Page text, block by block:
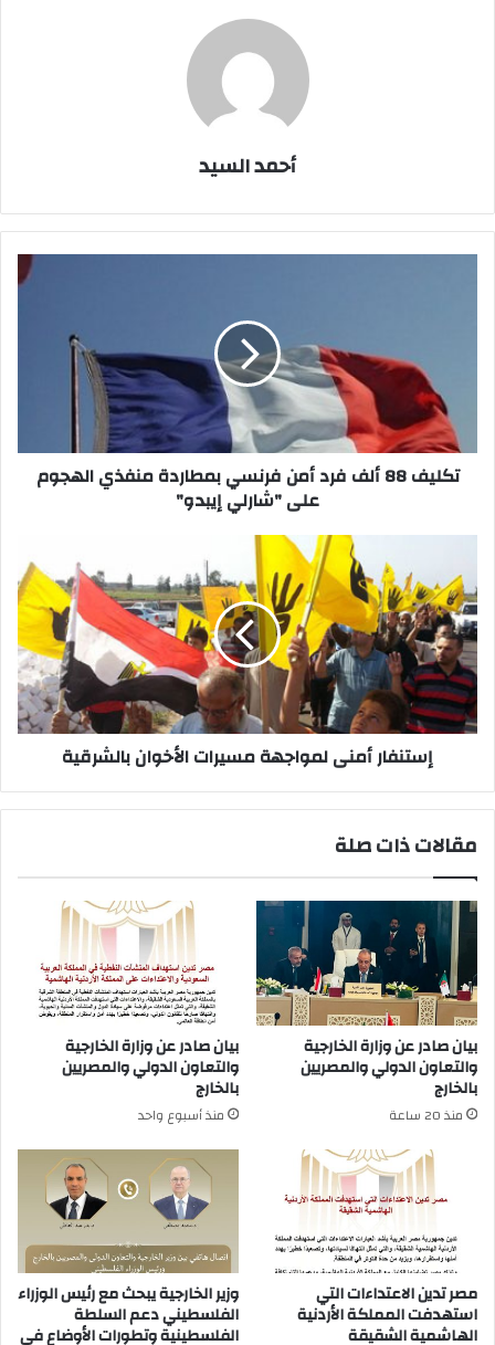
أحمد السيد
بمطاردة
منفذي
الهجوم
على
تكليف 88 ألف فرد أمن فرنسي بمطاردة منفذي الهجوم
على "شارلي إيبدو"
أمنى
لمواجهة
مسيرات
الأخوان
بالشرقية
إستنفار أمنى لمواجهة مسيرات الأخوان بالشرقية
مقالات ذات صلة
بيان صادر عن وزارة الخارجية
والتعاون الدولي والمصريين
بالخارج
منذ 20 ساعة
بيان صادر عن وزارة الخارجية
والتعاون الدولي والمصريين
بالخارج
منذ أسبوع واحد
مصر تدين الاعتداءات التي
استهدفت المملكة الأردنية
الهاشمية الشقيقة
وزير الخارجية يبحث مع رئيس الوزراء
الفلسطيني دعم السلطة
الفلسطينية وتطورات الأوضاع في